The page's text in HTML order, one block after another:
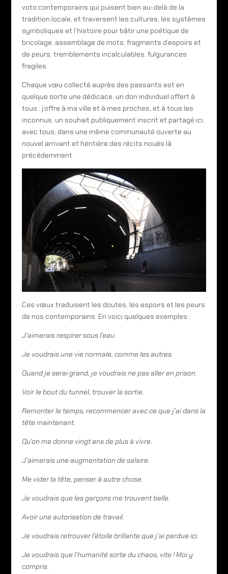
voto contemporains qui puisent bien au-delà de la
tradition locale, et traversent les cultures, les systèmes
symboliques et l’histoire pour bâtir une poétique de
bricolage, assemblage de mots, fragments d’espoirs et
de peurs, tremblements incalculables, fulgurances
fragiles.
Chaque vœu collecté auprès des passants est en
quelque sorte une dédicace, un don individuel offert à
tous : j’offre à ma ville et à mes proches, et à tous les
inconnus, un souhait publiquement inscrit et partagé ici,
avec tous, dans une même communauté ouverte au
nouvel arrivant et héritière des récits noués là
précédemment.
Ces vœux traduisent les doutes, les espoirs et les peurs
de nos contemporains. En voici quelques exemples :
J’aimerais respirer sous l’eau.
Je voudrais une vie normale, comme les autres.
Quand je serai grand, je voudrais ne pas aller en prison.
Voir le bout du tunnel, trouver la sortie.
Remonter le temps, recommencer avec ce que j’ai dans la
tête maintenant.
Qu’on me donne vingt ans de plus à vivre.
J’aimerais une augmentation de salaire.
Me vider la tête, penser à autre chose.
Je voudrais que les garçons me trouvent belle.
Avoir une autorisation de travail.
Je voudrais retrouver l’étoile brillante que j’ai perdue ici.
Je voudrais que l’humanité sorte du chaos, vite ! Moi y
compris.